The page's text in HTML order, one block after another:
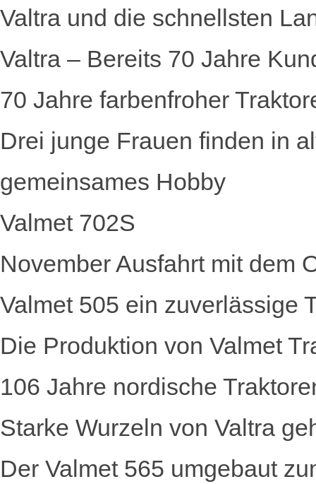
Valtra und die schnellsten
Valtra – Bereits 70 Jahre
70 Jahre farbenfroher
Drei junge Frauen finden in
gemeinsames Hobby
Valmet 702S
November Ausfahrt mit dem
Valmet 505 ein zuverlässige
Die Produktion von Valmet
106 Jahre nordische
Starke Wurzeln von Valtra
Der Valmet 565 umgebaut